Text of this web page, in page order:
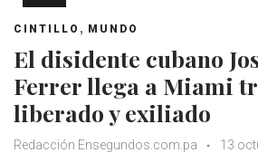
CINTILLO , MUNDO
El disidente cubano
Ferrer llega a Miami
liberado y exiliado
Redacción Ensegundos.com.pa
13